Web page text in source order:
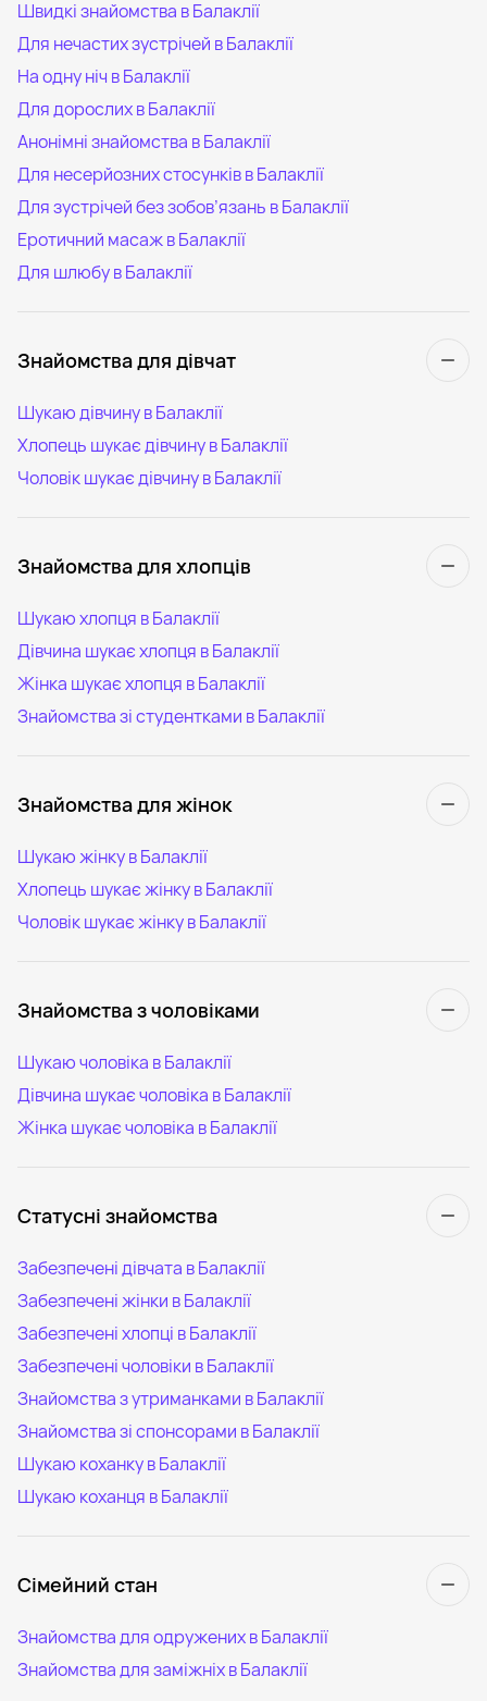
Швидкі знайомства в Балаклії
Для нечастих зустрічей в Балаклії
На одну ніч в Балаклії
Для дорослих в Балаклії
Анонімні знайомства в Балаклії
Для несерйозних стосунків в Балаклії
Для зустрічей без зобов’язань в Балаклії
Еротичний масаж в Балаклії
Для шлюбу в Балаклії
Знайомства для дівчат
Шукаю дівчину в Балаклії
Хлопець шукає дівчину в Балаклії
Чоловік шукає дівчину в Балаклії
Знайомства для хлопців
Шукаю хлопця в Балаклії
Дівчина шукає хлопця в Балаклії
Жінка шукає хлопця в Балаклії
Знайомства зі студентками в Балаклії
Знайомства для жінок
Шукаю жінку в Балаклії
Хлопець шукає жінку в Балаклії
Чоловік шукає жінку в Балаклії
Знайомства з чоловіками
Шукаю чоловіка в Балаклії
Дівчина шукає чоловіка в Балаклії
Жінка шукає чоловіка в Балаклії
Статусні знайомства
Забезпечені дівчата в Балаклії
Забезпечені жінки в Балаклії
Забезпечені хлопці в Балаклії
Забезпечені чоловіки в Балаклії
Знайомства з утриманками в Балаклії
Знайомства зі спонсорами в Балаклії
Шукаю коханку в Балаклії
Шукаю коханця в Балаклії
Сімейний стан
Знайомства для одружених в Балаклії
Знайомства для заміжніх в Балаклії